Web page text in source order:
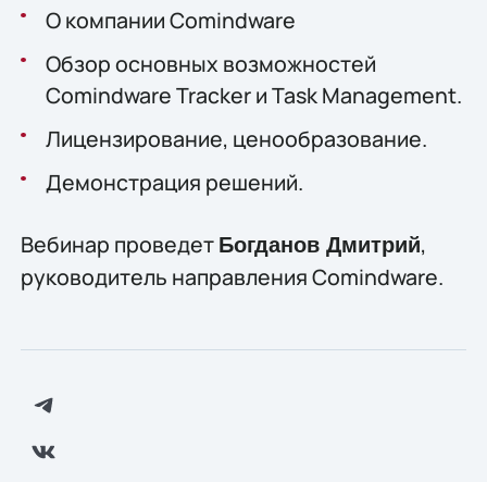
О компании Comindware
Обзор основных возможностей
Comindware Tracker и Task Management.
Лицензирование, ценообразование.
Демонстрация решений.
Вебинар проведет Богданов Дмитрий,
руководитель направления Comindware.